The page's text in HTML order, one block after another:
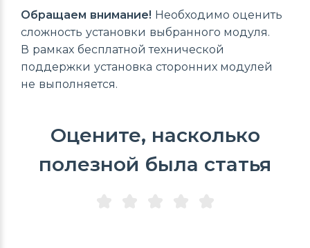
Обращаем внимание! Необходимо оценить
сложность установки выбранного модуля.
В рамках бесплатной технической
поддержки установка сторонних модулей
не выполняется.
Оцените, насколько
полезной была статья